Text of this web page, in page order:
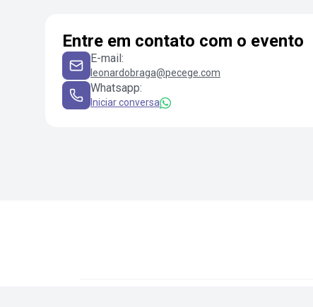
Entre em contato com o evento
E-mail:
leonardobraga@pecege.com
Whatsapp:
Iniciar conversa